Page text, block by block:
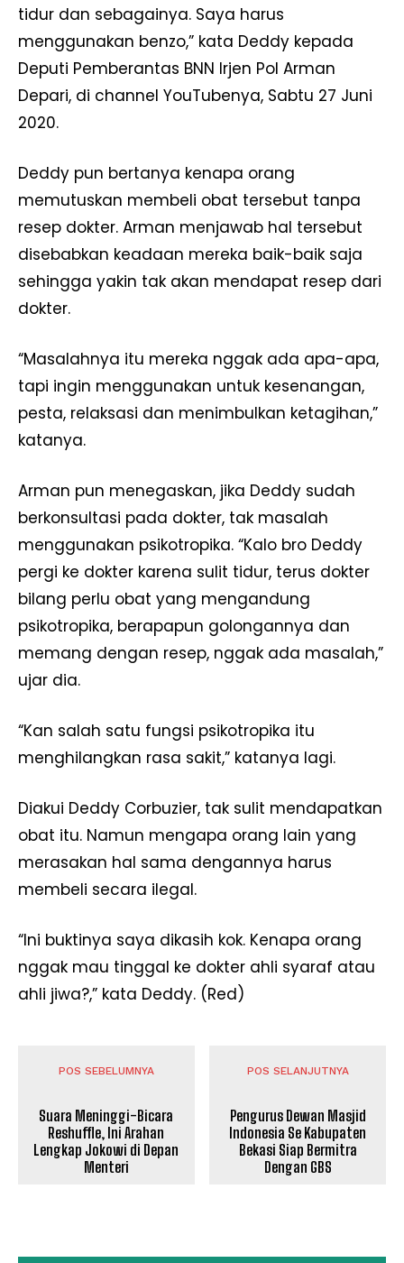
tidur dan sebagainya. Saya harus
menggunakan benzo,” kata Deddy kepada
Deputi Pemberantas BNN Irjen Pol Arman
Depari, di channel YouTubenya, Sabtu 27 Juni
2020.
Deddy pun bertanya kenapa orang
memutuskan membeli obat tersebut tanpa
resep dokter. Arman menjawab hal tersebut
disebabkan keadaan mereka baik-baik saja
sehingga yakin tak akan mendapat resep dari
dokter.
“Masalahnya itu mereka nggak ada apa-apa,
tapi ingin menggunakan untuk kesenangan,
pesta, relaksasi dan menimbulkan ketagihan,”
katanya.
Arman pun menegaskan, jika Deddy sudah
berkonsultasi pada dokter, tak masalah
menggunakan psikotropika. “Kalo bro Deddy
pergi ke dokter karena sulit tidur, terus dokter
bilang perlu obat yang mengandung
psikotropika, berapapun golongannya dan
memang dengan resep, nggak ada masalah,”
ujar dia.
“Kan salah satu fungsi psikotropika itu
menghilangkan rasa sakit,” katanya lagi.
Diakui Deddy Corbuzier, tak sulit mendapatkan
obat itu. Namun mengapa orang lain yang
merasakan hal sama dengannya harus
membeli secara ilegal.
“Ini buktinya saya dikasih kok. Kenapa orang
nggak mau tinggal ke dokter ahli syaraf atau
ahli jiwa?,” kata Deddy. (Red)
POS SEBELUMNYA
Suara Meninggi-Bicara
Reshuffle, Ini Arahan
Lengkap Jokowi di Depan
Menteri
POS SELANJUTNYA
Pengurus Dewan Masjid
Indonesia Se Kabupaten
Bekasi Siap Bermitra
Dengan GBS